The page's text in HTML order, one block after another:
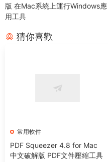
版 在Mac系統上運行Windows應
用工具
猜你喜歡
常用軟件
PDF Squeezer 4.8 for Mac
中文破解版 PDF文件壓縮工具